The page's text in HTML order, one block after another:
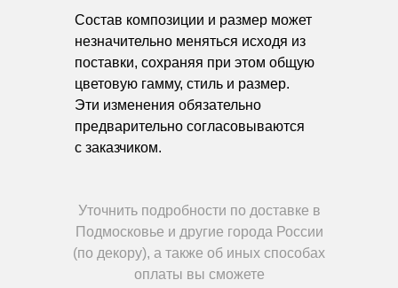
Состав композиции и размер может
незначительно меняться исходя из
поставки, сохраняя при этом общую
цветовую гамму, стиль и размер.
Эти изменения обязательно
предварительно согласовываются
с заказчиком.
Уточнить подробности по доставке в
Подмосковье и другие города России
(по декору), а также об иных способах
оплаты вы сможете